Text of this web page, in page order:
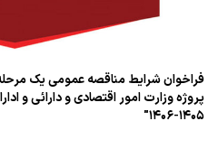
فراخوان شرایط مناقصه عمومی یک
پروژه وزارت امور اقتصادی و دارائی و
۱۴۰۵-۱۴۰۶"